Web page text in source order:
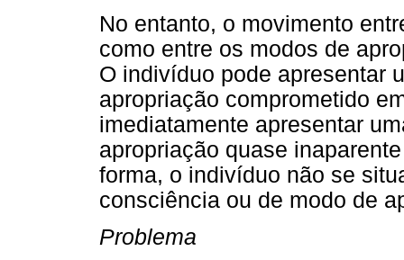
No entanto, o movimento
como entre os modos de
O indivíduo pode apresentar
apropriação comprometido
imediatamente apresentar
apropriação quase
forma, o indivíduo não se
consciência ou de modo de
Problema